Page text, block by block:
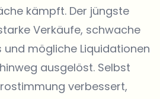
kämpft. Der jüngste
Verkäufe, schwache
mögliche Liquidationen
ausgelöst. Selbst
verbessert,